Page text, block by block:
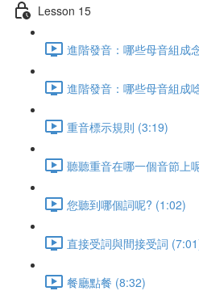
Lesson 15
進階發音：哪些母音組成
進階發音：哪些母音組成
重音標示規則 (3:19)
聽聽重音在哪一個音節上
您聽到哪個詞呢? (1:02)
直接受詞與間接受詞
餐廳點餐 (8:32)